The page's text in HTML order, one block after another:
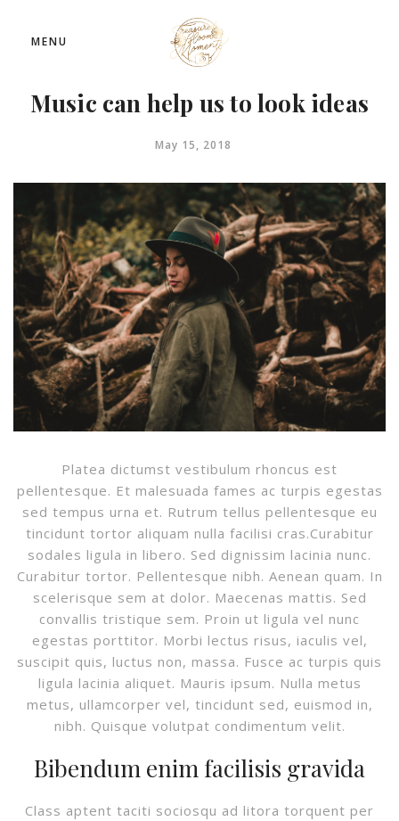
MENU
Music can help us to look ideas
May 15, 2018
Platea dictumst vestibulum rhoncus est
pellentesque. Et malesuada fames ac turpis egestas
sed tempus urna et. Rutrum tellus pellentesque eu
tincidunt tortor aliquam nulla facilisi cras.Curabitur
sodales ligula in libero. Sed dignissim lacinia nunc.
Curabitur tortor. Pellentesque nibh. Aenean quam. In
scelerisque sem at dolor. Maecenas mattis. Sed
convallis tristique sem. Proin ut ligula vel nunc
egestas porttitor. Morbi lectus risus, iaculis vel,
suscipit quis, luctus non, massa. Fusce ac turpis quis
ligula lacinia aliquet. Mauris ipsum. Nulla metus
metus, ullamcorper vel, tincidunt sed, euismod in,
nibh. Quisque volutpat condimentum velit.
Bibendum enim facilisis gravida
Class aptent taciti sociosqu ad litora torquent per